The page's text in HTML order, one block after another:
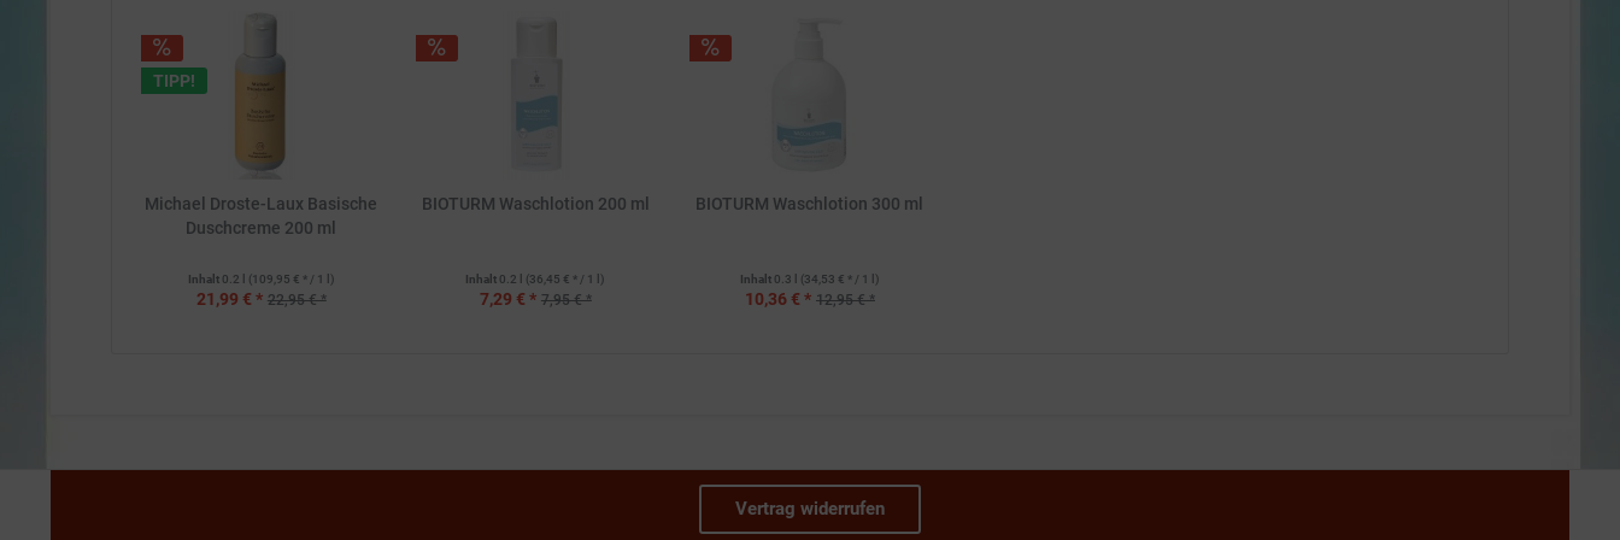
TIPP!
Michael Droste-Laux Basische
Duschcreme 200 ml
Inhalt 0.2 l (109,95 € * / 1 l)
21,99 € * 22,95 € *
BIOTURM Waschlotion 200 ml
Inhalt 0.2 l (36,45 € * / 1 l)
7,29 € * 7,95 € *
BIOTURM Waschlotion 300 ml
Inhalt 0.3 l (34,53 € * / 1 l)
10,36 € * 12,95 € *
Vertrag widerrufen